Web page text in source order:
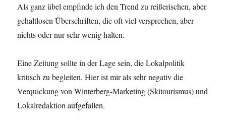
Als ganz übel empfinde ich den Trend zu reißerischen, aber
gehaltlosen Überschriften, die oft viel versprechen, aber
nichts oder nur sehr wenig halten.
Eine Zeitung sollte in der Lage sein, die Lokalpolitik
kritisch zu begleiten. Hier ist mir als sehr negativ die
Verquickung von Winterberg-Marketing (Skitourismus) und
Lokalredaktion aufgefallen.